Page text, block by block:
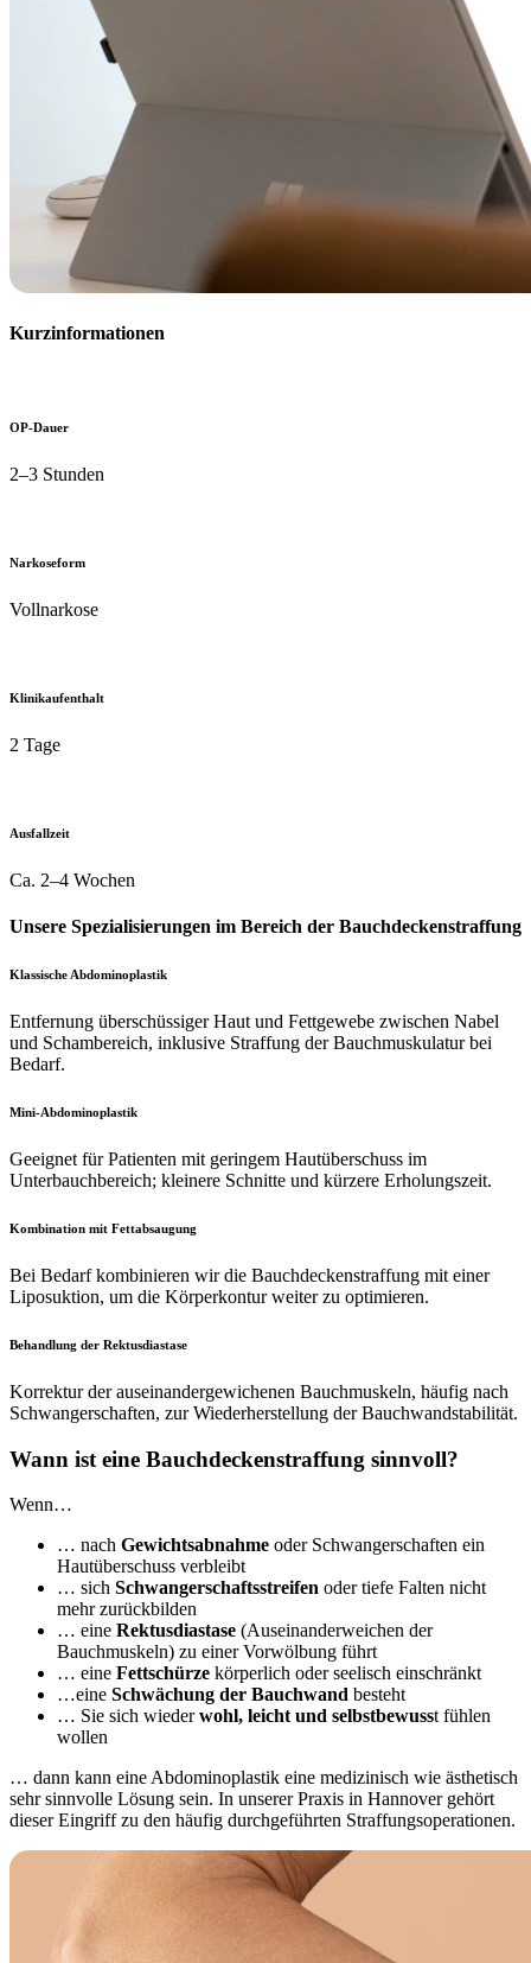
Kurzinformationen
OP-Dauer
2–3 Stunden
Narkoseform
Vollnarkose
Klinikaufenthalt
2 Tage
Ausfallzeit
Ca. 2–4 Wochen
Unsere Spezialisierungen im Bereich der Bauchdeckenstraffung
Klassische Abdominoplastik
Entfernung überschüssiger Haut und Fettgewebe zwischen Nabel
und Schambereich, inklusive Straffung der Bauchmuskulatur bei
Bedarf.
Mini-Abdominoplastik
Geeignet für Patienten mit geringem Hautüberschuss im
Unterbauchbereich; kleinere Schnitte und kürzere Erholungszeit.
Kombination mit Fettabsaugung
Bei Bedarf kombinieren wir die Bauchdeckenstraffung mit einer
Liposuktion, um die Körperkontur weiter zu optimieren.
Behandlung der Rektusdiastase
Korrektur der auseinandergewichenen Bauchmuskeln, häufig nach
Schwangerschaften, zur Wiederherstellung der Bauchwandstabilität.
Wann ist eine Bauchdeckenstraffung sinnvoll?
Wenn…
… nach Gewichtsabnahme oder Schwangerschaften ein
Hautüberschuss verbleibt
… sich Schwangerschaftsstreifen oder tiefe Falten nicht
mehr zurückbilden
… eine Rektusdiastase (Auseinanderweichen der
Bauchmuskeln) zu einer Vorwölbung führt
… eine Fettschürze körperlich oder seelisch einschränkt
…eine Schwächung der Bauchwand besteht
… Sie sich wiederwohl, leicht und selbstbewusst fühlen
wollen
… dann kann eine Abdominoplastik eine medizinisch wie ästhetisch
sehr sinnvolle Lösung sein. In unserer Praxis in Hannover gehört
dieser Eingriff zu den häufig durchgeführten Straffungsoperationen.